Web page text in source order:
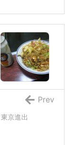
京進出
Prev